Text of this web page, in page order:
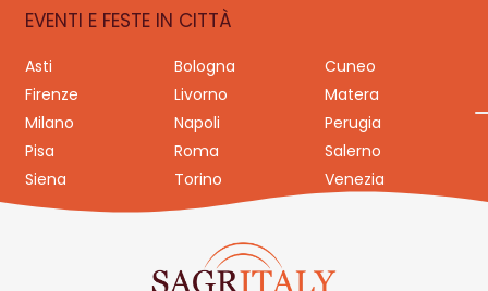
EVENTI E FESTE IN CITTÀ
Asti Bologna
Cuneo
Firenze
Livorno
Matera
Milano
Napoli
Perugia
Pisa
Roma
Salerno
Siena
Torino Venezia